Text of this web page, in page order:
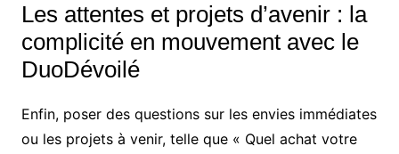
Les attentes et projets d’avenir : la
complicité en mouvement avec le
DuoDévoilé
Enfin, poser des questions sur les envies immédiates
ou les projets à venir, telle que « Quel achat votre